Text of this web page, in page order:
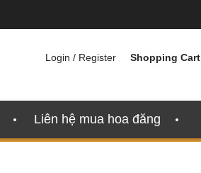
Login / Register Shopping Cart
Liên hệ mua hoa đăng